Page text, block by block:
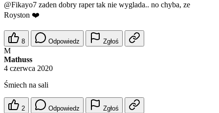
@Fikayo7 zaden dobry raper tak nie wyglada.. no chyba, ze
Royston ❤️
8 Odpowiedz Zgłoś
M
Mathuss
4 czerwca 2020
Śmiech na sali
2 Odpowiedz Zgłoś